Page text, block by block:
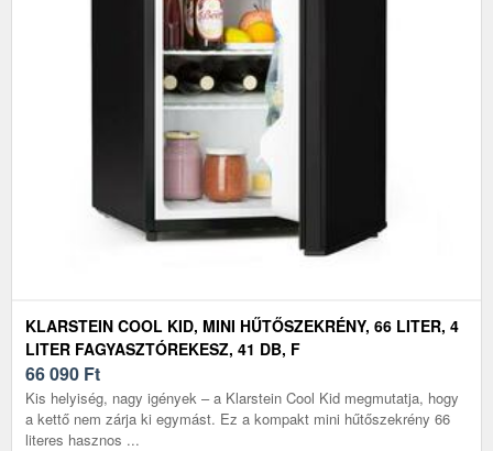
KLARSTEIN COOL KID, MINI HŰTŐSZEKRÉNY, 66 LITER, 4
LITER FAGYASZTÓREKESZ, 41 DB, F
ENERGIAHATÉKONYSÁGI OSZTÁLY, FEKETE
66 090 Ft
Kis helyiség, nagy igények – a Klarstein Cool Kid megmutatja, hogy
a kettő nem zárja ki egymást. Ez a kompakt mini hűtőszekrény 66
literes hasznos ...